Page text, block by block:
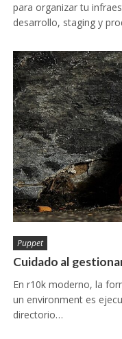
para organizar tu
desarrollo, staging y
Puppet
Cuidado al
En r10k moderno, la
un environment es
directorio…